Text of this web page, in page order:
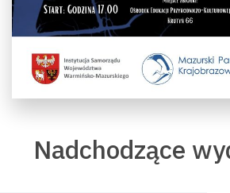
Nadchodzące